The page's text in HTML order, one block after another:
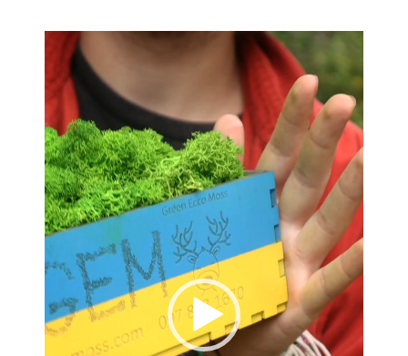
д
е
о
п
р
о
г
р
в
ч